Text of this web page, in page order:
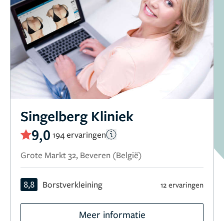
Singelberg Kliniek
9,0 194 ervaringen
Grote Markt 32, Beveren (België)
8,8 Borstverkleining 12 ervaringen
Meer informatie